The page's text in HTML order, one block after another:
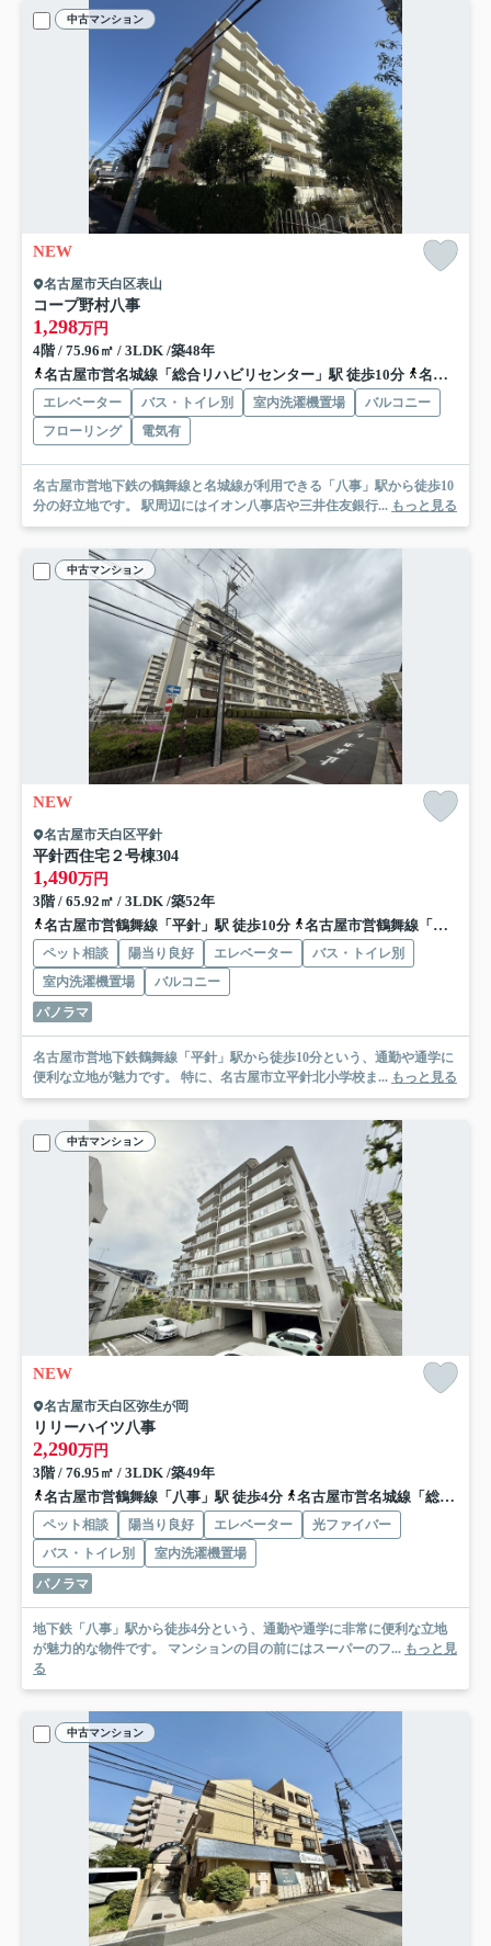
中古マンション
NEW
名古屋市天白区表山
コープ野村八事
1,298万円
4階 / 75.96㎡ / 3LDK /築48年
名古屋市営名城線「総合リハビリセンター」駅 徒歩10分
名古屋市営鶴舞線「八事」駅 徒歩11分
エレベーター バス・トイレ別 室内洗濯機置場
バルコニー
フローリング
電気有
名古屋市営地下鉄の鶴舞線と名城線が利用できる「八事」駅から徒歩10
分の好立地です。 駅周辺にはイオン八事店や三井住友銀行... もっと見る
中古マンション
NEW
名古屋市天白区平針
平針西住宅２号棟304
1,490万円
3階 / 65.92㎡ / 3LDK /築52年
名古屋市営鶴舞線「平針」駅 徒歩10分
名古屋市営鶴舞線「原」駅 徒歩13分
ペット相談 陽当り良好 エレベーター
バス・トイレ別
室内洗濯機置場
バルコニー
パノラマ
名古屋市営地下鉄鶴舞線「平針」駅から徒歩10分という、通勤や通学に
便利な立地が魅力です。 特に、名古屋市立平針北小学校ま... もっと見る
中古マンション
NEW
名古屋市天白区弥生が岡
リリーハイツ八事
2,290万円
3階 / 76.95㎡ / 3LDK /築49年
名古屋市営鶴舞線「八事」駅 徒歩4分
名古屋市営名城線「総合リハビリセンター」駅 徒歩17分
ペット相談 陽当り良好 エレベーター
光ファイバー
バス・トイレ別
室内洗濯機置場
パノラマ
地下鉄「八事」駅から徒歩4分という、通勤や通学に非常に便利な立地
が魅力的な物件です。 マンションの目の前にはスーパーのフ... もっと見
る
中古マンション